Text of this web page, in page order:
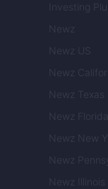
Investing
Newz
Newz US
Newz
Newz Texas
Newz Florida
Newz New
Newz
Newz Illinois